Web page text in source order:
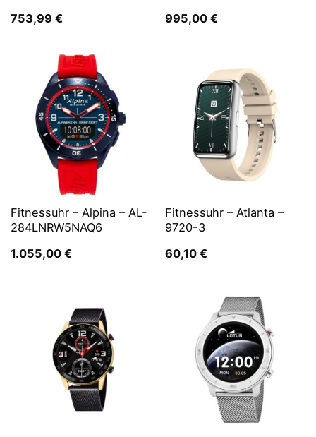
753,99 €
995,00 €
Fitnessuhr – Alpina – AL-
284LNRW5NAQ6
1.055,00 €
Fitnessuhr – Atlanta –
9720-3
60,10 €